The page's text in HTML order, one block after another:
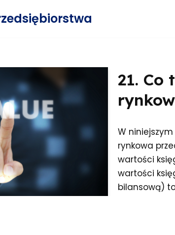
21. Co
W
rynkowa
wartości
wartości
bilansową)